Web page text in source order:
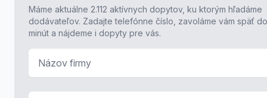
Máme aktuálne 2.112 aktívnych dopytov, ku ktorým hľadáme
dodávateľov. Zadajte telefónne číslo, zavoláme vám späť
minút a nájdeme i dopyty pre vás.